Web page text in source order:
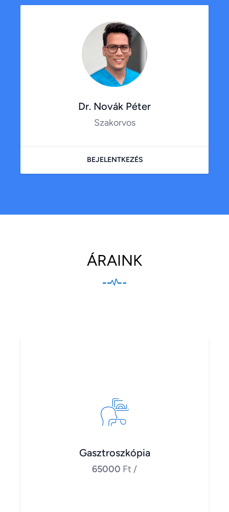
Dr. Novák Péter
Szakorvos
BEJELENTKEZÉS
ÁRAINK
Gasztroszkópia
65000 Ft /